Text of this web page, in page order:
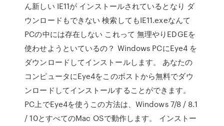
ん新しい IE11が インストールされているとなり ダ
ウンロードもできない 検索してもIE11.exeなんて
PCの中には存在しない これって 無理やりEDGEを
使わせようといているの？ Windows PCにEye4 を
ダウンロードしてインストールします。 あなたの
コンピュータにEye4をこのポストから無料でダウ
ンロードしてインストールすることができます。
PC上でEye4を使うこの方法は、Windows 7/8 / 8.1
/ 10とすべてのMac OSで動作します。 インストー